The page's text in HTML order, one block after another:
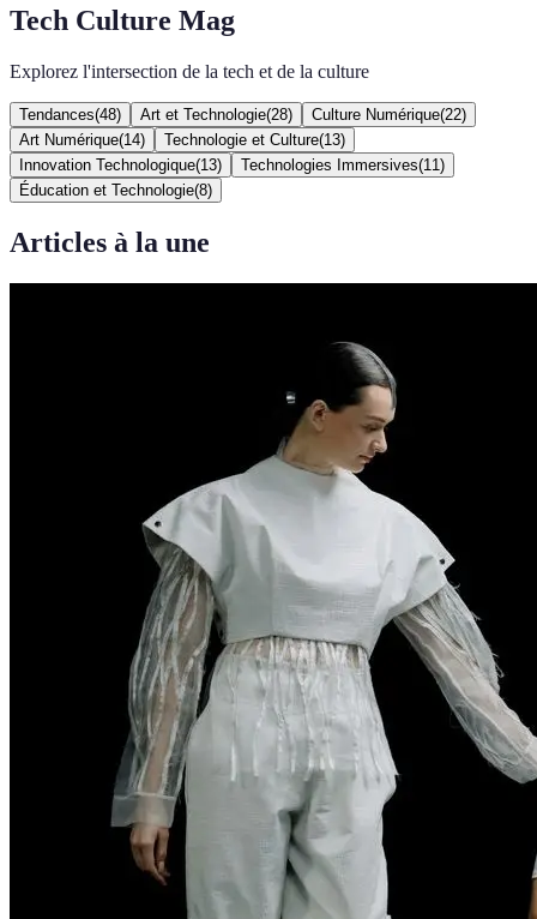
Tech Culture Mag
Explorez l'intersection de la tech et de la culture
Tendances(48) Art et Technologie(28) Culture Numérique(22)
Art Numérique(14) Technologie et Culture(13)
Innovation Technologique(13) Technologies Immersives(11 )
Éducation et Technologie(8)
Articles à la une